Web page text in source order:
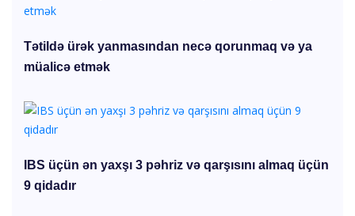
Tətildə ürək yanmasından necə qorunmaq və ya
müalicə etmək
IBS üçün ən yaxşı 3 pəhriz və qarşısını almaq üçün
9 qidadır